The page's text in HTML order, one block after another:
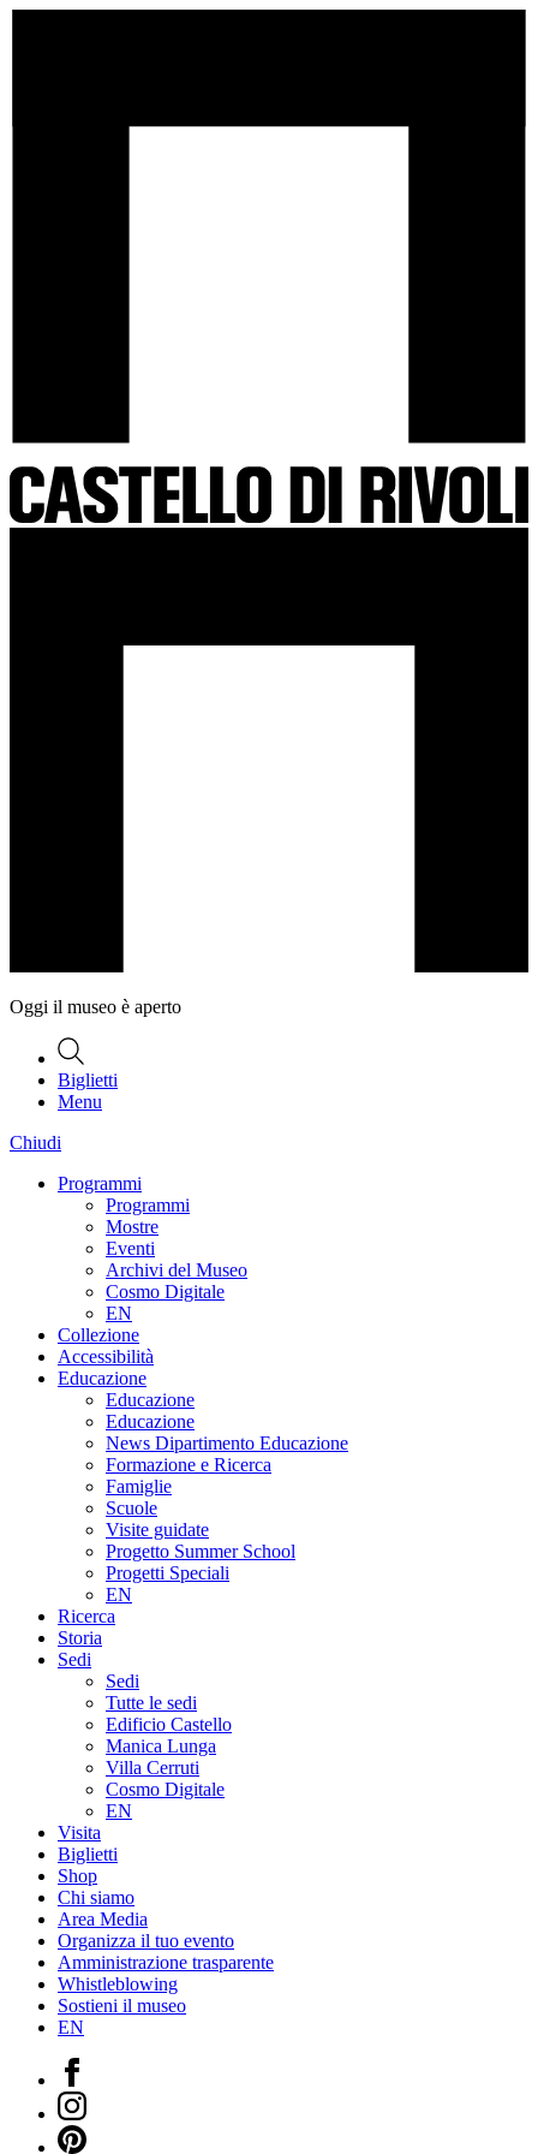
all'homepage
Oggi il museo è aperto
Biglietti
Menu
Chiudi
Programmi
Programmi
Mostre
Eventi
Archivi del Museo
Cosmo Digitale
EN
Collezione
Accessibilità
Educazione
Educazione
Educazione
News Dipartimento Educazione
Formazione e Ricerca
Famiglie
Scuole
Visite guidate
Progetto Summer School
Progetti Speciali
EN
Ricerca
Storia
Sedi
Sedi
Tutte le sedi
Edificio Castello
Manica Lunga
Villa Cerruti
Cosmo Digitale
EN
Visita
Biglietti
Shop
Chi siamo
Area Media
Organizza il tuo evento
Amministrazione trasparente
Whistleblowing
Sostieni il museo
EN
Facebook
Instagram
Pinterest